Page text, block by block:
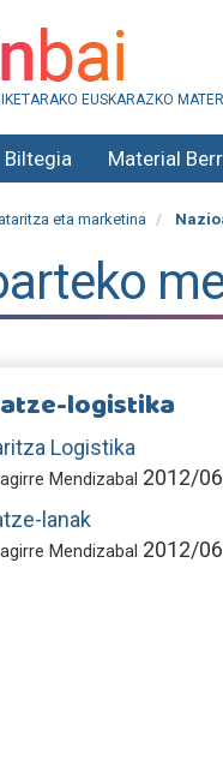
EUSKARAZKO
Biltegia Material
eta marketina
logistika
Logistika
Mendizabal 2012/
lanak
Mendizabal 2012/